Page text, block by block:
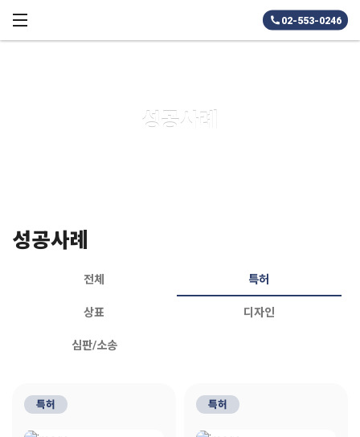
02-553-0246
성공사례
성공사례
전체 특허
상표 디자인
심판/소송
특허 특허